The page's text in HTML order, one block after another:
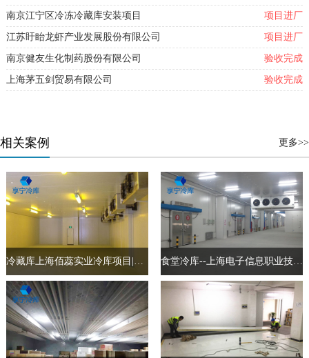
南京江宁区冷冻冷藏库安装项目 项目进厂
江苏盱眙龙虾产业发展股份有限公司 项目进厂
南京健友生化制药股份有限公司 验收完成
上海茅五剑贸易有限公司 验收完成
相关案例 更多>>
食堂冷库--上海电子信息职业技术学院冷库工程